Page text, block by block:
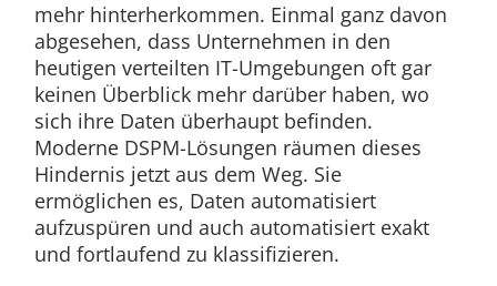
mehr hinterherkommen. Einmal ganz davon
abgesehen, dass Unternehmen in den
heutigen verteilten IT-Umgebungen oft gar
keinen Überblick mehr darüber haben, wo
sich ihre Daten überhaupt befinden.
Moderne DSPM-Lösungen räumen dieses
Hindernis jetzt aus dem Weg. Sie
ermöglichen es, Daten automatisiert
aufzuspüren und auch automatisiert exakt
und fortlaufend zu klassifizieren.